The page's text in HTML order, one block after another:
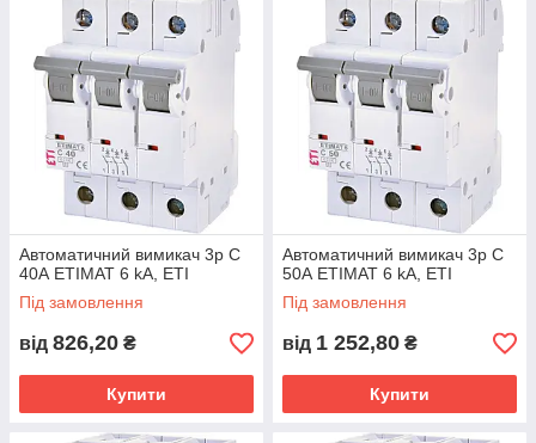
Автоматичний вимикач 3p C
40А ETIMAT 6 kA, ETI
Під замовлення
від 826,20 ₴
Купити
Автоматичний вимикач 3p C
50А ETIMAT 6 kA, ETI
Під замовлення
від 1 252,80 ₴
Купити